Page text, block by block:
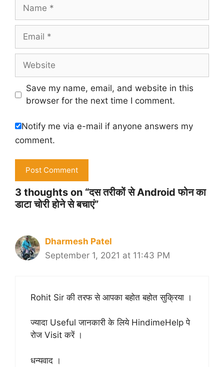
Name
Email
Website
Save my name, email, and website in this
browser for the next time I comment.
Notify me via e-mail if anyone answers my
comment.
3 thoughts on “दस तरीकों से Android फोन का
डाटा चोरी होने से बचाएं”
Dharmesh Patel
September 1, 2021 at 11:43 PM
Rohit Sir की तरफ से आपका बहोत बहोत सुक्रिया ।
ज्यादा Useful जानकारी के लिये HindimeHelp पे
रोज Visit करें ।
धन्यवाद ।